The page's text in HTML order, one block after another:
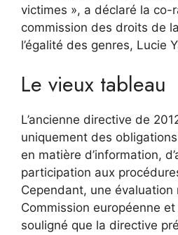
victimes », a déclaré la co-
commission des droits de
l’égalité des genres, Lucie
Le vieux tableau
L’ancienne directive de
uniquement des
en matière d’information,
participation aux
Cependant, une évaluation
Commission européenne
souligné que la directive